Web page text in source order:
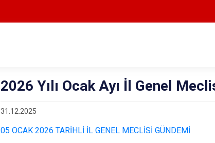
2026 Yılı Ocak Ayı İl Genel
31.12.2025
05 OCAK 2026 TARİHLİ İL GENEL MECLİSİ GÜNDEMİ